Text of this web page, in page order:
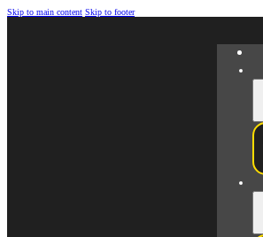
Skip to main content Skip to footer